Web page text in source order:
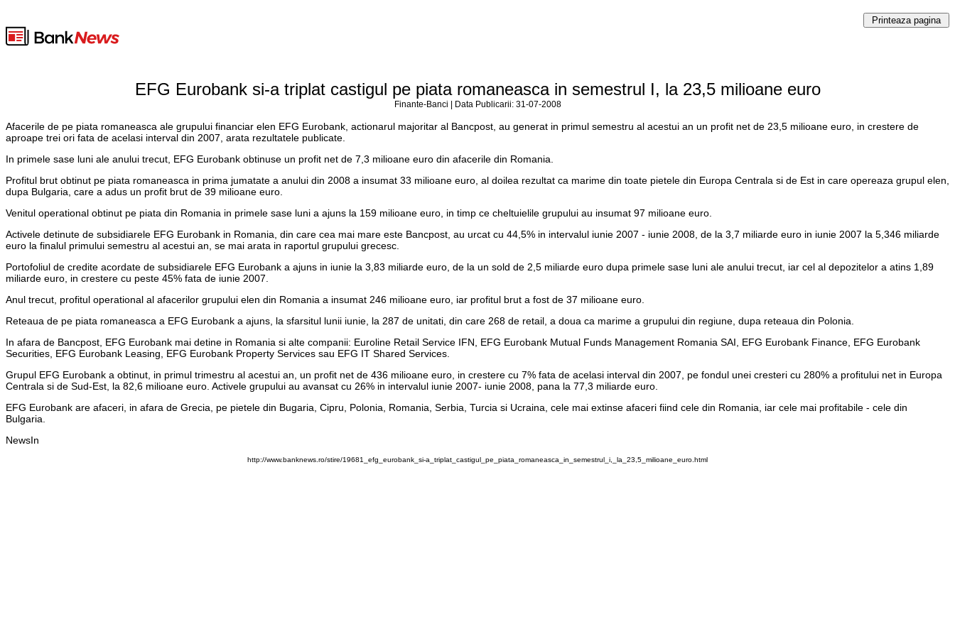
EFG Eurobank si-a triplat castigul pe piata romaneasca in semestrul I, la 23,5 milioane euro
Finante-Banci | Data Publicarii: 31-07-2008
Afacerile de pe piata romaneasca ale grupului financiar elen EFG Eurobank, actionarul majoritar al Bancpost, au generat in primul semestru al acestui an un profit net de 23,5 milioane euro, in crestere de
aproape trei ori fata de acelasi interval din 2007, arata rezultatele publicate.
In primele sase luni ale anului trecut, EFG Eurobank obtinuse un profit net de 7,3 milioane euro din afacerile din Romania.
Profitul brut obtinut pe piata romaneasca in prima jumatate a anului din 2008 a insumat 33 milioane euro, al doilea rezultat ca marime din toate pietele din Europa Centrala si de Est in care opereaza grupul elen,
dupa Bulgaria, care a adus un profit brut de 39 milioane euro.
Venitul operational obtinut pe piata din Romania in primele sase luni a ajuns la 159 milioane euro, in timp ce cheltuielile grupului au insumat 97 milioane euro.
Activele detinute de subsidiarele EFG Eurobank in Romania, din care cea mai mare este Bancpost, au urcat cu 44,5% in intervalul iunie 2007 - iunie 2008, de la 3,7 miliarde euro in iunie 2007 la 5,346 miliarde
euro la finalul primului semestru al acestui an, se mai arata in raportul grupului grecesc.
Portofoliul de credite acordate de subsidiarele EFG Eurobank a ajuns in iunie la 3,83 miliarde euro, de la un sold de 2,5 miliarde euro dupa primele sase luni ale anului trecut, iar cel al depozitelor a atins 1,89
miliarde euro, in crestere cu peste 45% fata de iunie 2007.
Anul trecut, profitul operational al afacerilor grupului elen din Romania a insumat 246 milioane euro, iar profitul brut a fost de 37 milioane euro.
Reteaua de pe piata romaneasca a EFG Eurobank a ajuns, la sfarsitul lunii iunie, la 287 de unitati, din care 268 de retail, a doua ca marime a grupului din regiune, dupa reteaua din Polonia.
In afara de Bancpost, EFG Eurobank mai detine in Romania si alte companii: Euroline Retail Service IFN, EFG Eurobank Mutual Funds Management Romania SAI, EFG Eurobank Finance, EFG Eurobank
Securities, EFG Eurobank Leasing, EFG Eurobank Property Services sau EFG IT Shared Services.
Grupul EFG Eurobank a obtinut, in primul trimestru al acestui an, un profit net de 436 milioane euro, in crestere cu 7% fata de acelasi interval din 2007, pe fondul unei cresteri cu 280% a profitului net in Europa
Centrala si de Sud-Est, la 82,6 milioane euro. Activele grupului au avansat cu 26% in intervalul iunie 2007- iunie 2008, pana la 77,3 miliarde euro.
EFG Eurobank are afaceri, in afara de Grecia, pe pietele din Bugaria, Cipru, Polonia, Romania, Serbia, Turcia si Ucraina, cele mai extinse afaceri fiind cele din Romania, iar cele mai profitabile - cele din
Bulgaria.
NewsIn
http://www.banknews.ro/stire/19681_efg_eurobank_si-a_triplat_castigul_pe_piata_romaneasca_in_semestrul_i,_la_23,5_milioane_euro.html